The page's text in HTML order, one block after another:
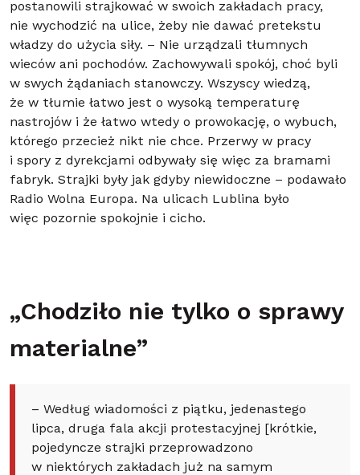
postanowili strajkować w swoich zakładach pracy,
nie wychodzić na ulice, żeby nie dawać pretekstu
władzy do użycia siły. – Nie urządzali tłumnych
wieców ani pochodów. Zachowywali spokój, choć byli
w swych żądaniach stanowczy. Wszyscy wiedzą,
że w tłumie łatwo jest o wysoką temperaturę
nastrojów i że łatwo wtedy o prowokację, o wybuch,
którego przecież nikt nie chce. Przerwy w pracy
i spory z dyrekcjami odbywały się więc za bramami
fabryk. Strajki były jak gdyby niewidoczne – podawało
Radio Wolna Europa. Na ulicach Lublina było
więc pozornie spokojnie i cicho.
„Chodziło nie tylko o sprawy
materialne”
– Według wiadomości z piątku, jedenastego
lipca, druga fala akcji protestacyjnej [krótkie,
pojedyncze strajki przeprowadzono
w niektórych zakładach już na samym